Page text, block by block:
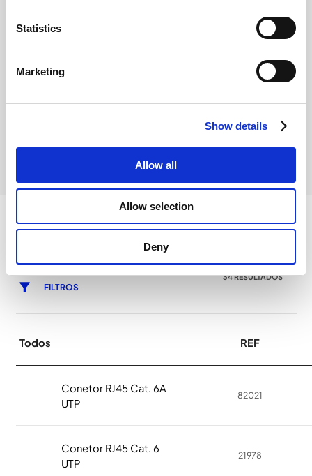
Statistics
Marketing
Show details
Allow all
Allow selection
Deny
FILTROS
34 RESULTADOS
Todos REF
Conetor RJ45 Cat. 6A
UTP
82021
Conetor RJ45 Cat. 6
UTP
21978